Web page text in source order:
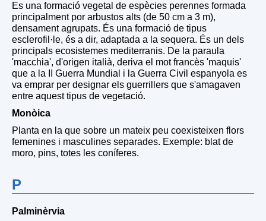
Es una formació vegetal de espècies perennes formada
principalment por arbustos alts (de 50 cm a 3 m),
densament agrupats. És una formació de tipus
esclerofil·le, és a dir, adaptada a la sequera. És un dels
principals ecosistemes mediterranis. De la paraula
'macchia', d'origen italià, deriva el mot francès 'maquis'
que a la II Guerra Mundial i la Guerra Civil espanyola es
va emprar per designar els guerrillers que s'amagaven
entre aquest tipus de vegetació.
Monòica
Planta en la que sobre un mateix peu coexisteixen flors
femenines i masculines separades. Exemple: blat de
moro, pins, totes les coníferes.
P
Palminèrvia